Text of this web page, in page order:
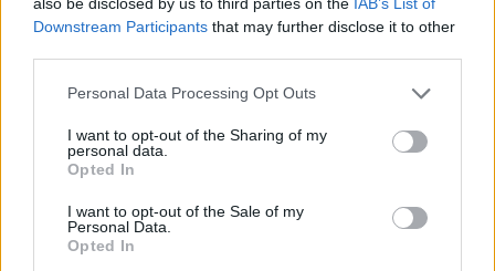
Downstream Participants that may further disclose it to other
Please note that this website/app uses one or more Google
not limited to your visit or usage behaviour. You may click to
grant or deny consent to Google and its third-party tags to
use your data for below specified purposes in below Google
consent section.
Personal Data Processing Opt Outs
I want to opt-out of the Sharing of my
personal data.
Opted In
I want to opt-out of the Sale of my
Personal Data.
Opted In
Indizi social, location e crew: scoprire
coppie VIP senza violare la privacy
Scopri il metodo da detective romantico: incrocia indizi social,